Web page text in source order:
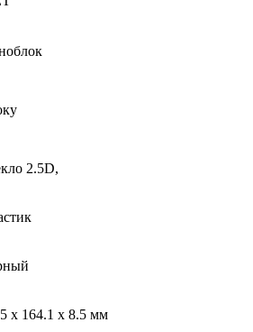
2.5D,
х 164.1 х 8.5 мм